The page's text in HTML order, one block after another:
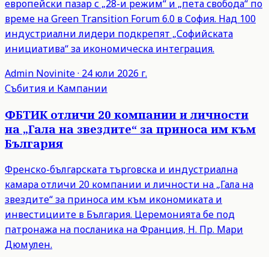
европейски пазар с „28-и режим“ и „пета свобода“ по
време на Green Transition Forum 6.0 в София. Над 100
индустриални лидери подкрепят „Софийската
инициатива“ за икономическа интеграция.
Admin Novinite· 24 юли 2026 г.
Събития и Кампании
ФБТИК отличи 20 компании и личности
на „Гала на звездите“ за приноса им към
България
Френско-българската търговска и индустриална
камара отличи 20 компании и личности на „Гала на
звездите“ за приноса им към икономиката и
инвестициите в България. Церемонията бе под
патронажа на посланика на Франция, Н. Пр. Мари
Дюмулен.